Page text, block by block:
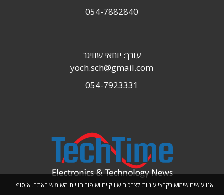
אנו עושים שימוש בקבצי עוגיות לצרכים שיווקיים ושיפור חוויית השימוש באתר. איסוף
054-7882840
עורך: יוחאי שוויגר
yoch.sch@gmail.com
054-7923331